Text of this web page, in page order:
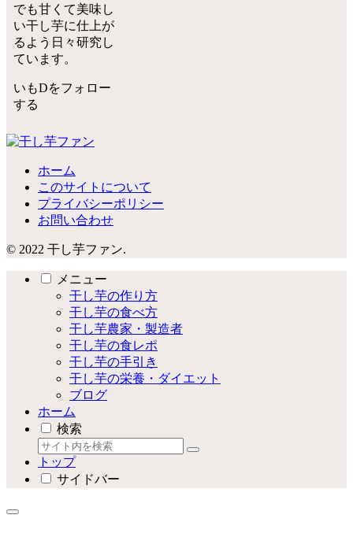
でも甘くて美味し
い干し芋に仕上が
るよう日々研究し
ています。
いもDをフォロー
する
ホーム
このサイトについて
プライバシーポリシー
お問い合わせ
© 2022 干し芋ファン.
メニュー
干し芋の作り方
干し芋の食べ方
干し芋農家・製造者
干し芋の食レポ
干し芋の手引き
干し芋の栄養・ダイエット
ブログ
ホーム
検索
トップ
サイドバー